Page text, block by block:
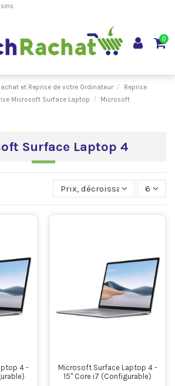
0
et Reprise de votre Ordinateur
Reprise
Microsoft Surface Laptop
Microsoft
Surface Laptop 4
Prix, décroissant 6
4 -
Microsoft Surface Laptop 4 -
15" Core i7 (Configurable)